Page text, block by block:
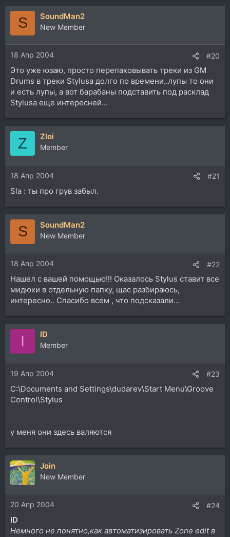
S SoundMan2
New Member
18 Апр 2004 #20
Это уже юзаю, просто перепаковывать треки из GM
Drums в треки Stylusa долго по времени..лупы то они
и есть лупы, а вот барабаны подставить под расклад
Stylusa еще интересней...
Z Zloi
Member
18 Апр 2004 #21
Sla : ты про грув забыл.
S SoundMan2
New Member
18 Апр 2004 #22
Нашел с вашей помощью!!! Оказалось Stylus ставит все
мидюхи в отдельную папку, щас разбираюсь,
интересно.. Спасибо всем , что подсказали...
I ID
Member
19 Апр 2004 #23
C:\Documents and Settings\dudarev\Start Menu\Groove
Control\Stylus
у меня они здесь валяются
Join
New Member
20 Апр 2004 #24
ID
Немного не понятно,как автоматизировать Zone edit в